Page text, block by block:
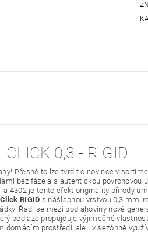
CLICK 0,3 - RIGID
Přesně to lze tvrdit o novince v
bez fáze a s autentickou povrchovou
a 4302 je tento efekt originality přírody
RIGID s nášlapnou vrstvou 0,3 mm,
Řadí se mezi podlahoviny nové
podlaze propůjčuje výjimečné
prostředí, ale i v sezónně